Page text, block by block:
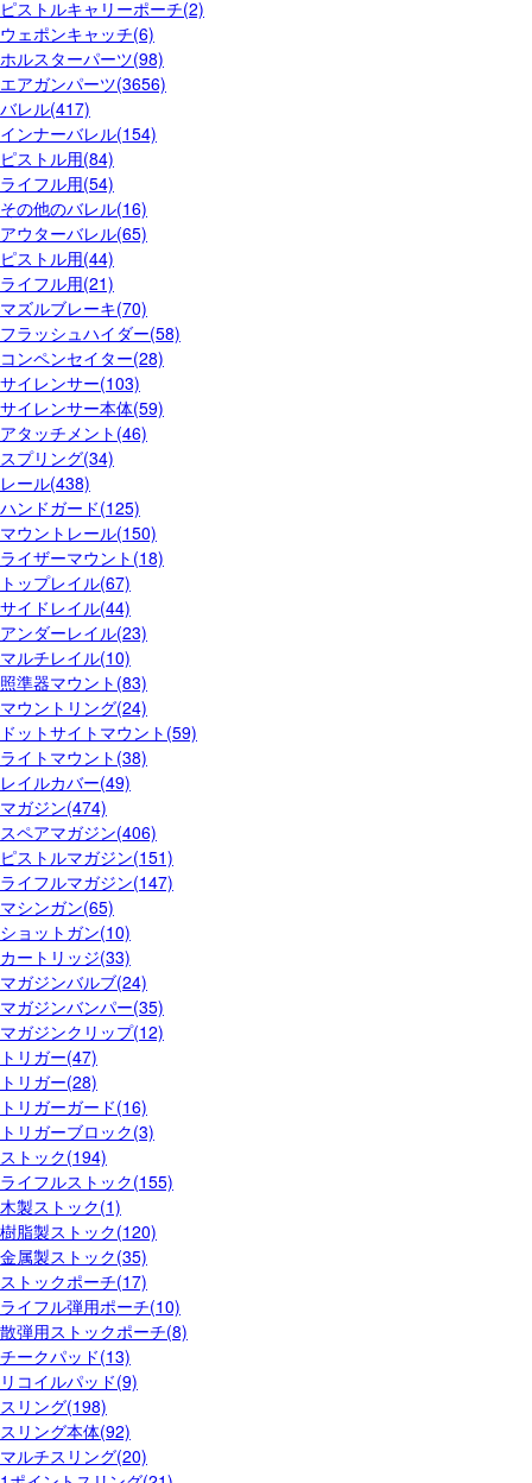
ピストルキャリーポーチ(2)
ウェポンキャッチ(6)
ホルスターパーツ(98)
エアガンパーツ(3656)
バレル(417)
インナーバレル(154)
ピストル用(84)
ライフル用(54)
その他のバレル(16)
アウターバレル(65)
ピストル用(44)
ライフル用(21)
マズルブレーキ(70)
フラッシュハイダー(58)
コンペンセイター(28)
サイレンサー(103)
サイレンサー本体(59)
アタッチメント(46)
スプリング(34)
レール(438)
ハンドガード(125)
マウントレール(150)
ライザーマウント(18)
トップレイル(67)
サイドレイル(44)
アンダーレイル(23)
マルチレイル(10)
照準器マウント(83)
マウントリング(24)
ドットサイトマウント(59)
ライトマウント(38)
レイルカバー(49)
マガジン(474)
スペアマガジン(406)
ピストルマガジン(151)
ライフルマガジン(147)
マシンガン(65)
ショットガン(10)
カートリッジ(33)
マガジンバルブ(24)
マガジンバンパー(35)
マガジンクリップ(12)
トリガー(47)
トリガー(28)
トリガーガード(16)
トリガーブロック(3)
ストック(194)
ライフルストック(155)
木製ストック(1)
樹脂製ストック(120)
金属製ストック(35)
ストックポーチ(17)
ライフル弾用ポーチ(10)
散弾用ストックポーチ(8)
チークパッド(13)
リコイルパッド(9)
スリング(198)
スリング本体(92)
マルチスリング(20)